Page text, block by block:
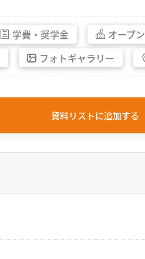
学費・ 奨学金 オープン
フォトギャラリー
資料リストに追加する